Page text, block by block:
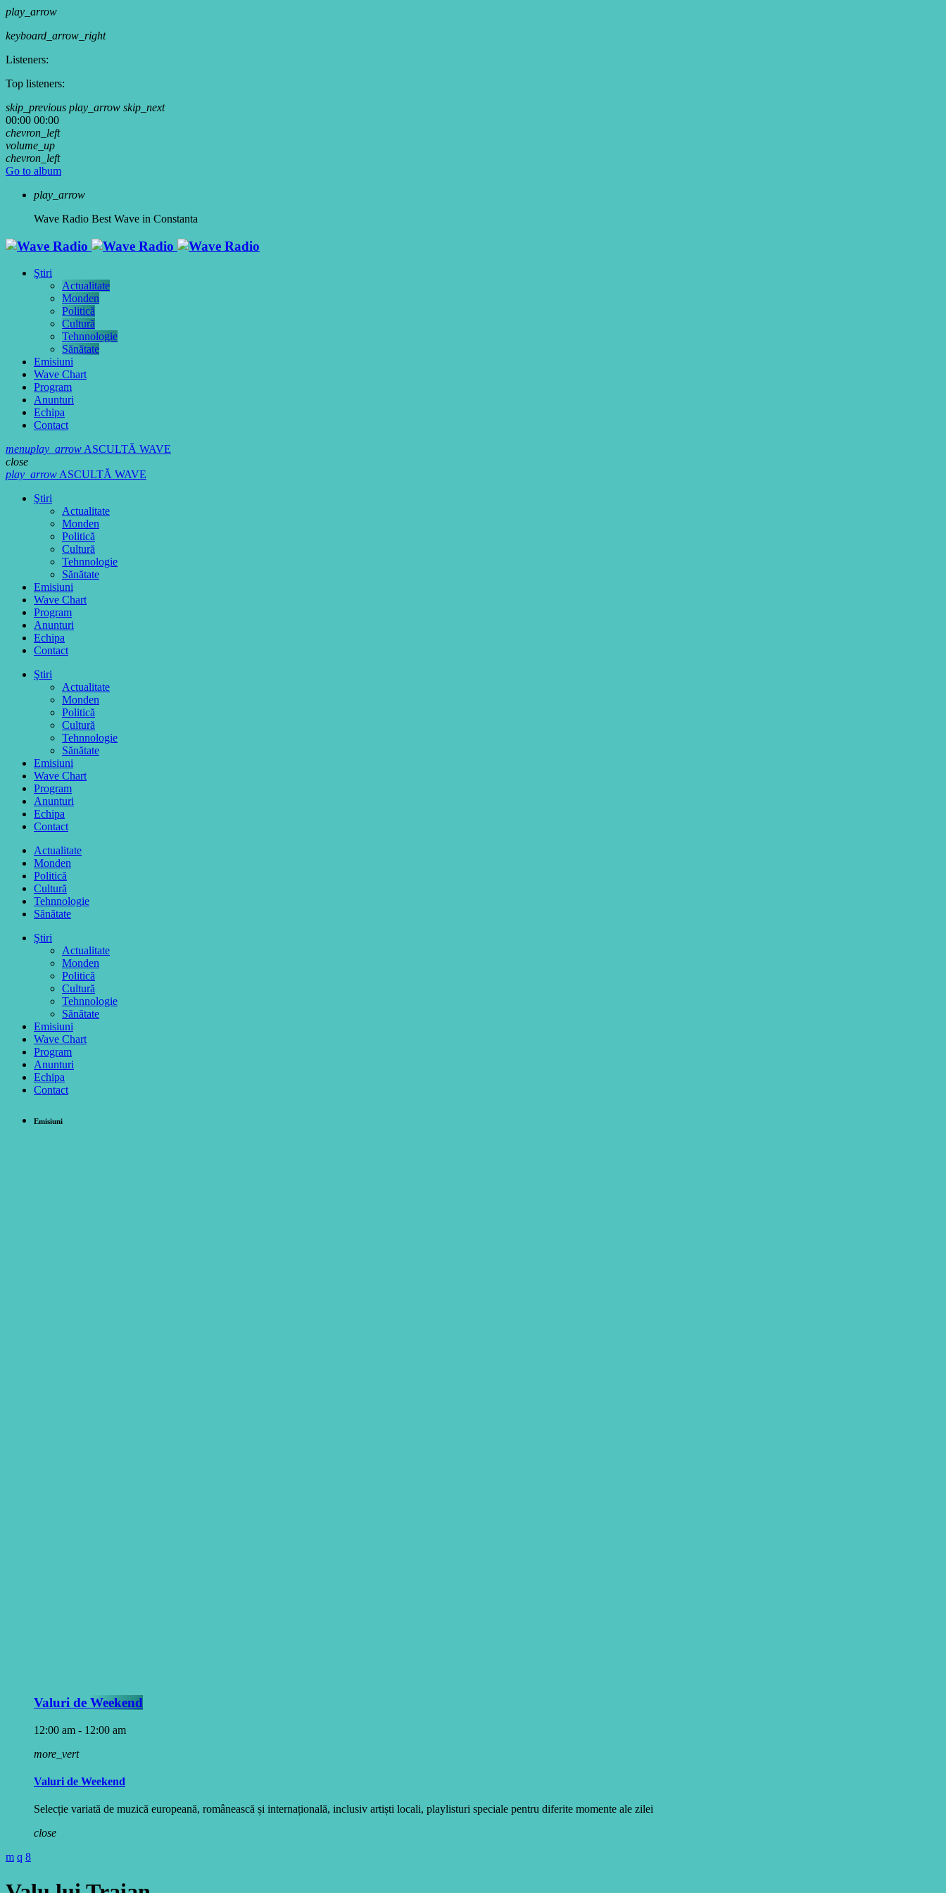
play_arrow
keyboard_arrow_right
Listeners:
Top listeners:
skip_previous play_arrow skip_next
00:00 00:00
chevron_left
volume_up
chevron_left
Go to album
play_arrow
Wave Radio Best Wave in Constanta
Ştiri
Actualitate
Monden
Politică
Cultură
Tehnnologie
Sănătate
Emisiuni
Wave Chart
Program
Anunturi
Echipa
Contact
menuplay_arrowASCULTĂ WAVE
close
play_arrowASCULTĂ WAVE
Ştiri
Actualitate
Monden
Politică
Cultură
Tehnnologie
Sănătate
Emisiuni
Wave Chart
Program
Anunturi
Echipa
Contact
Ştiri
Actualitate
Monden
Politică
Cultură
Tehnnologie
Sănătate
Emisiuni
Wave Chart
Program
Anunturi
Echipa
Contact
Actualitate
Monden
Politică
Cultură
Tehnnologie
Sănătate
Ştiri
Actualitate
Monden
Politică
Cultură
Tehnnologie
Sănătate
Emisiuni
Wave Chart
Program
Anunturi
Echipa
Contact
Emisiuni
Valuri de Weekend
12:00 am - 12:00 am
more_vert
Valuri de Weekend
Selecție variată de muzică europeană, românească și internațională, inclusiv artiști locali, playlisturi speciale pentru diferite momente ale zilei
close